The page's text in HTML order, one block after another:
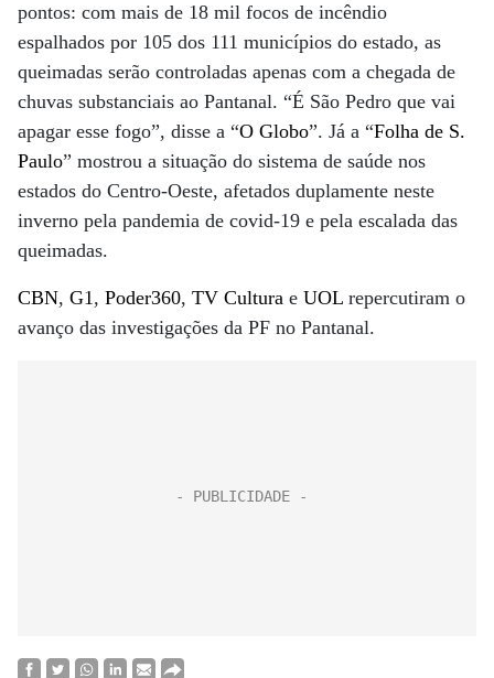
pontos: com mais de 18 mil focos de incêndio
espalhados por 105 dos 111 municípios do estado, as
queimadas serão controladas apenas com a chegada de
chuvas substanciais ao Pantanal. “É São Pedro que vai
apagar esse fogo”, disse a “O Globo”. Já a “Folha de S.
Paulo” mostrou a situação do sistema de saúde nos
estados do Centro-Oeste, afetados duplamente neste
inverno pela pandemia de covid-19 e pela escalada das
queimadas.
CBN, G1, Poder360, TV Cultura e UOL repercutiram o
avanço das investigações da PF no Pantanal.